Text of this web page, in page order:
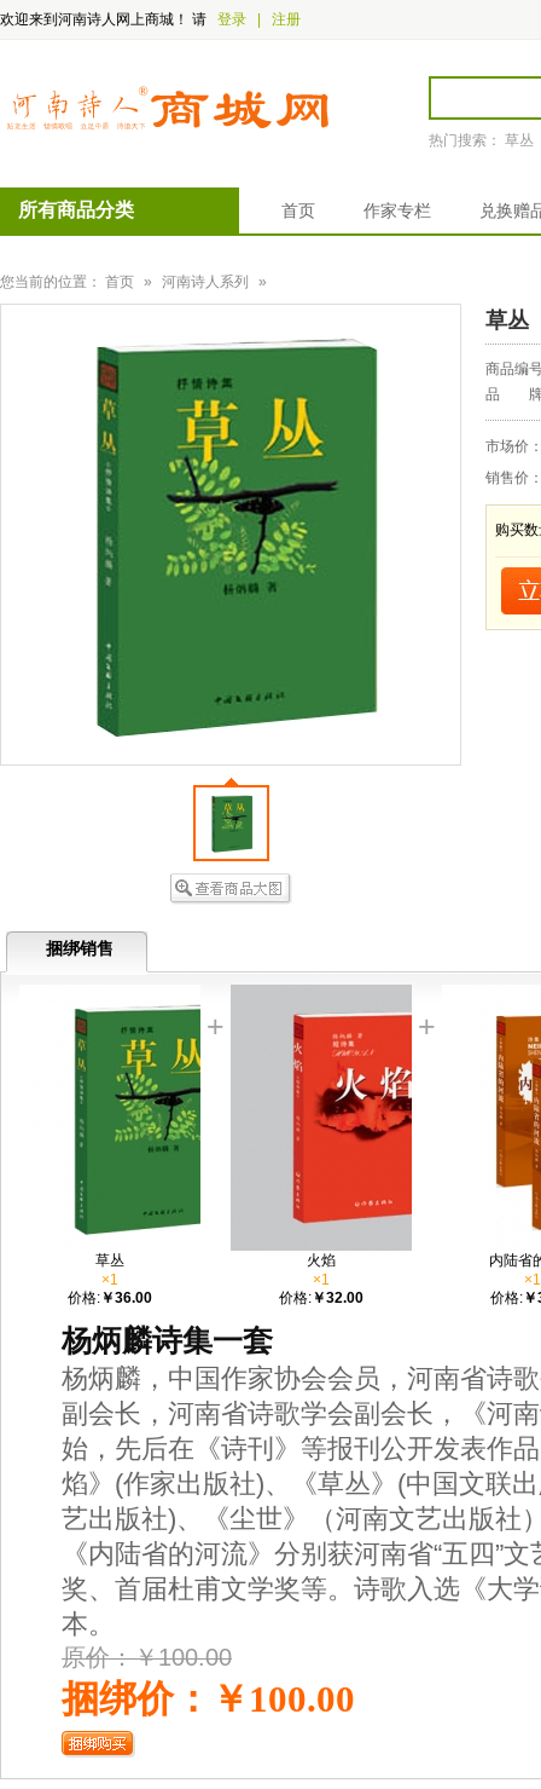
欢迎来到河南诗人网上商城！ 请 登录 注册
热门搜索： 草丛
所有商品分类 首页 作家专栏 兑换赠
您当前的位置： 首页 » 河南诗人系列 »
草丛
商品编
品 牌
市场价
销售价
购买
捆绑销售
草丛
×1
价格: ￥36.00
+
火焰
×1
价格: ￥32.00
+
内陆省
×1
价格:
杨炳麟诗集一套
杨炳麟，中国作家协会会员，河南省诗
副会长，河南省诗歌学会副会长，《河
始，先后在《诗刊》等报刊公开发表作
焰》(作家出版社)、《草丛》(中国文联
艺出版社)、《尘世》（河南文艺出版社
《内陆省的河流》分别获河南省“五四”
奖、首届杜甫文学奖等。诗歌入选《大
本。
原价：￥100.00
捆绑价：￥100.00